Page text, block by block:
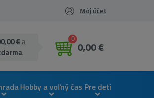
Môj účet
0
0,00 €
€a
.
Hobby a voľný čas Pre deti